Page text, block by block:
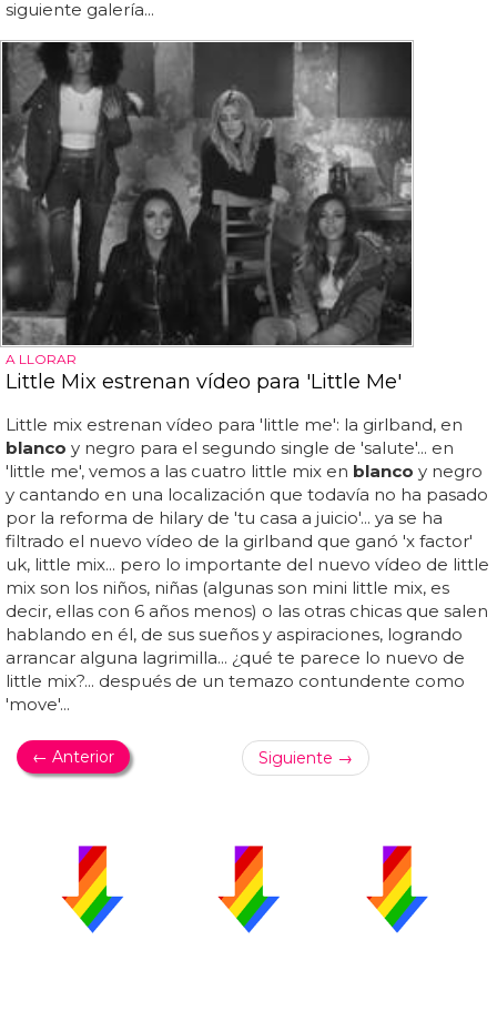
siguiente galería...
A LLORAR
Little Mix estrenan vídeo para 'Little Me'
Little mix estrenan vídeo para 'little me': la girlband, en
blanco y negro para el segundo single de 'salute'... en
'little me', vemos a las cuatro little mix en blanco y negro
y cantando en una localización que todavía no ha pasado
por la reforma de hilary de 'tu casa a juicio'... ya se ha
filtrado el nuevo vídeo de la girlband que ganó 'x factor'
uk, little mix... pero lo importante del nuevo vídeo de little
mix son los niños, niñas (algunas son mini little mix, es
decir, ellas con 6 años menos) o las otras chicas que salen
hablando en él, de sus sueños y aspiraciones, logrando
arrancar alguna lagrimilla... ¿qué te parece lo nuevo de
little mix?... después de un temazo contundente como
'move'...
← Anterior Siguiente →